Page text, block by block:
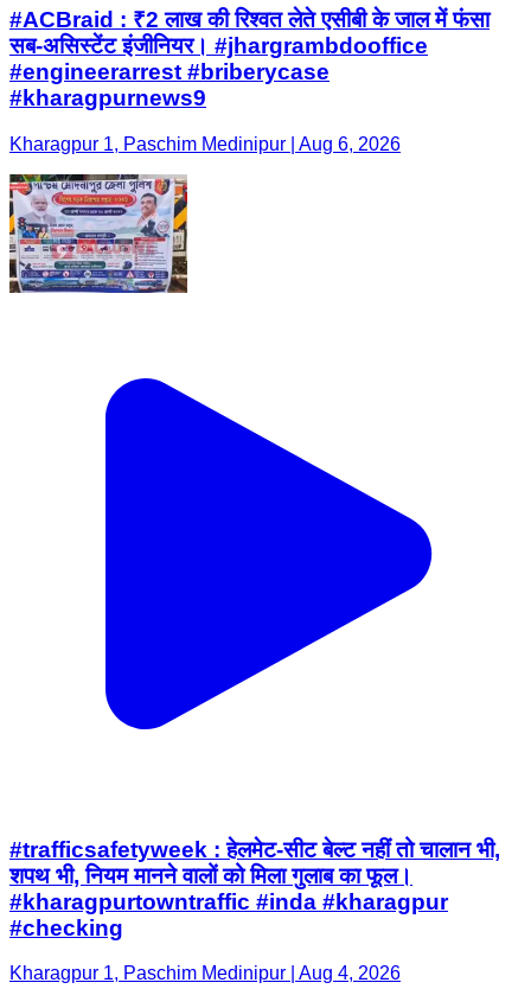
#ACBraid : ₹2 लाख की रिश्वत लेते एसीबी के जाल में फंसा
सब-असिस्टेंट इंजीनियर। #jhargrambdooffice
#engineerarrest #briberycase
#kharagpurnews9
Kharagpur 1, Paschim Medinipur | Aug 6, 2026
#trafficsafetyweek : हेलमेट-सीट बेल्ट नहीं तो चालान भी,
शपथ भी, नियम मानने वालों को मिला गुलाब का फूल।
#kharagpurtowntraffic #inda #kharagpur
#checking
Kharagpur 1, Paschim Medinipur | Aug 4, 2026